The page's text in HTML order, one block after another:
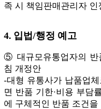
족 시 책임판매관리자 인
4. 입법/행정 예고
⑤ 대규모유통업자의 반
침 개정안
-대형 유통사가 납품업
면 반품 기한·비용 부담
에 구체적인 반품 조건을